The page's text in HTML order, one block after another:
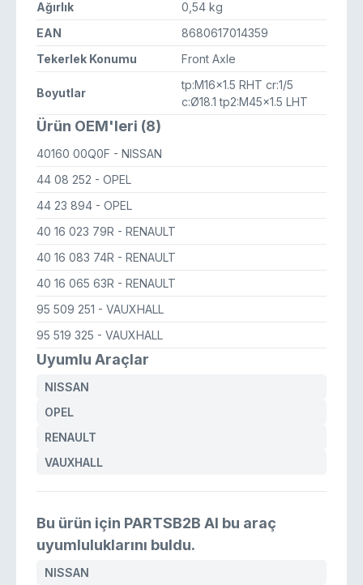
Ağırlık
0,54 kg
EAN
8680617014359
Tekerlek Konumu
Front Axle
Boyutlar
tp:M16x1.5 RHT cr:1/5
c:Ø18.1 tp2:M45x1.5 LHT
Ürün OEM'leri (8)
40160 00Q0F - NISSAN
44 08 252 - OPEL
44 23 894 - OPEL
40 16 023 79R - RENAULT
40 16 083 74R - RENAULT
40 16 065 63R - RENAULT
95 509 251 - VAUXHALL
95 519 325 - VAUXHALL
Uyumlu Araçlar
NISSAN
OPEL
RENAULT
VAUXHALL
Bu ürün için PARTSB2B AI bu araç
uyumluluklarını buldu.
NISSAN